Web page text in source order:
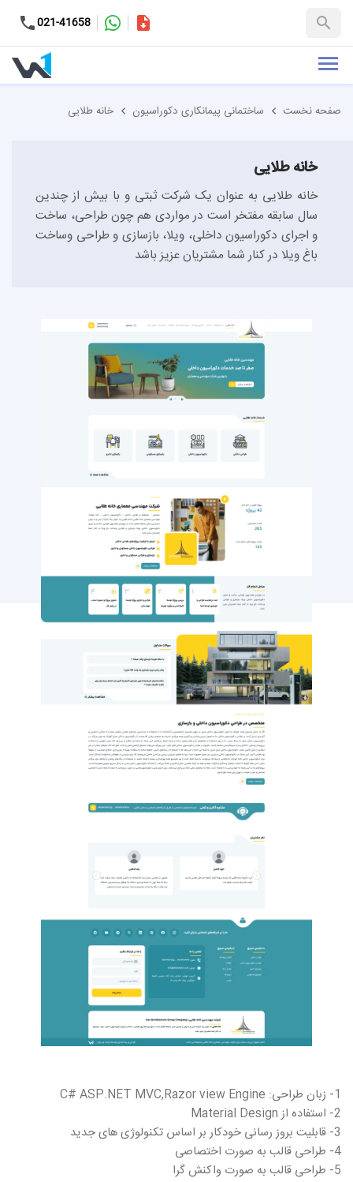
021-41658
+98-9937653151
کاتالوگ
صفحه نخست ساختمانی پیمانکاری دکوراسیون خانه طلایی
خانه طلایی
خانه طلایی به عنوان یک شرکت ثبتی و با بیش از چندین
سال سابقه مفتخر است در مواردی هم چون طراحی، ساخت
و اجرای دکوراسیون داخلی، ویلا، بازسازی و طراحی وساخت
باغ ویلا در کنار شما مشتریان عزیز باشد
1- زبان طراحی: C# ASP.NET MVC,Razor view Engine
2- استفاده از Material Design
3- قابلیت بروز رسانی خودکار بر اساس تکنولوژی های جدید
4- طراحی قالب به صورت اختصاصی
5- طراحی قالب به صورت واکنش گرا